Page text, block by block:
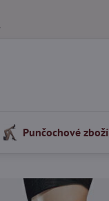
Punčochové zboží